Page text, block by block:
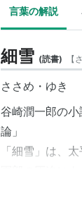
言葉の解説
細雪 (読書) 【
ささめ・ゆき
谷崎潤一郎の
論」
「細雪」は、
軍部の圧迫に